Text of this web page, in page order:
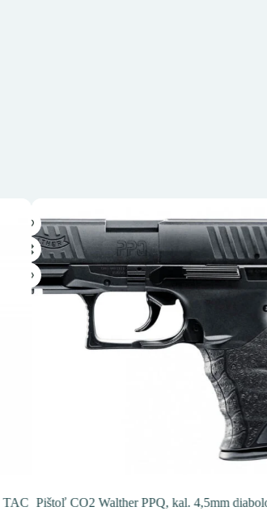
TAC Pištoľ CO2 Walther PPQ, kal. 4,5mm